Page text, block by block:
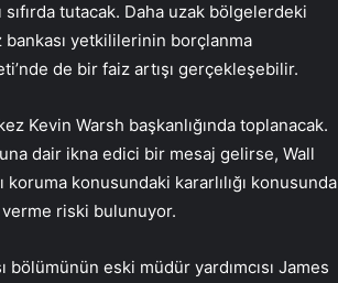
tutacak. Daha uzak bölgelerdeki
bankası yetkililerinin borçlanma
de bir faiz artışı gerçekleşebilir.
Kevin Warsh başkanlığında toplanacak.
dair ikna edici bir mesaj gelirse, Wall
koruma konusundaki kararlılığı konusunda
riski bulunuyor.
eski müdür yardımcısı James